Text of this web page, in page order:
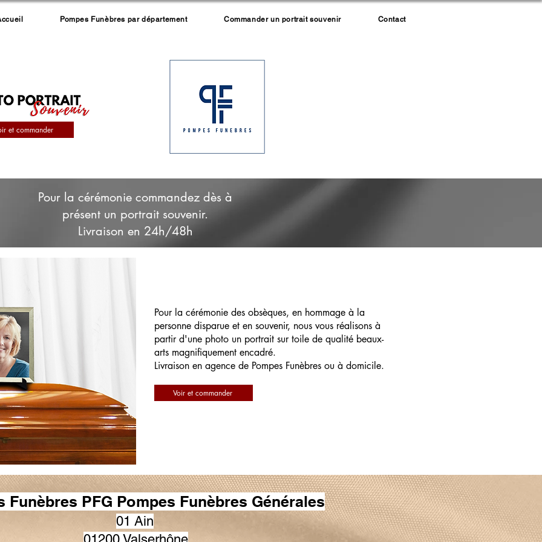
Pompes Funèbres par département Commander un portrait souvenir Contact
et commander
Pour la cérémonie commandez dès à
présent un portrait souvenir.
Livraison en 24h/48h
Pour la cérémonie des obsèques, en hommage à la
personne disparue et en souvenir, nous vous réalisons à
partir d'une photo un portrait sur toile de qualité beaux-
arts magnifiquement encadré.
Livraison en agence de Pompes Funèbres ou à domicile.
Voir et commander
Funèbres PFG Pompes Funèbres Générales
01 Ain